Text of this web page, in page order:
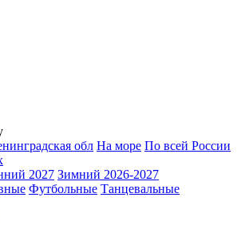
обл На море По всей России
2027 Зимний 2026-2027
Футбольные Танцевальные